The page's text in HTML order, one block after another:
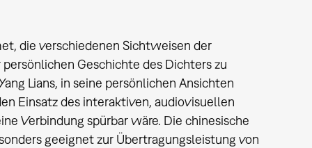
die verschiedenen Sichtweisen der
Geschichte des Dichters zu
Lians, in seine persönlichen Ansichten
Einsatz des interaktiven, audiovisuellen
Verbindung spürbar wäre. Die chinesische
geeignet zur Übertragungsleistung von